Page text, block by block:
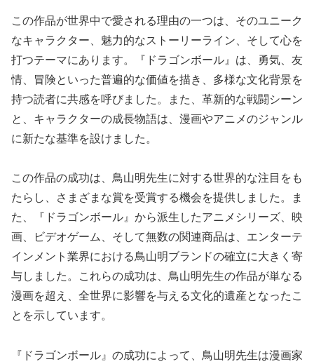
この作品が世界中で愛される理由の一つは、そのユニーク
なキャラクター、魅力的なストーリーライン、そして心を
打つテーマにあります。『ドラゴンボール』は、勇気、友
情、冒険といった普遍的な価値を描き、多様な文化背景を
持つ読者に共感を呼びました。また、革新的な戦闘シーン
と、キャラクターの成長物語は、漫画やアニメのジャンル
に新たな基準を設けました。
この作品の成功は、鳥山明先生に対する世界的な注目をも
たらし、さまざまな賞を受賞する機会を提供しました。ま
た、『ドラゴンボール』から派生したアニメシリーズ、映
画、ビデオゲーム、そして無数の関連商品は、エンターテ
インメント業界における鳥山明ブランドの確立に大きく寄
与しました。これらの成功は、鳥山明先生の作品が単なる
漫画を超え、全世界に影響を与える文化的遺産となったこ
とを示しています。
『ドラゴンボール』の成功によって、鳥山明先生は漫画家